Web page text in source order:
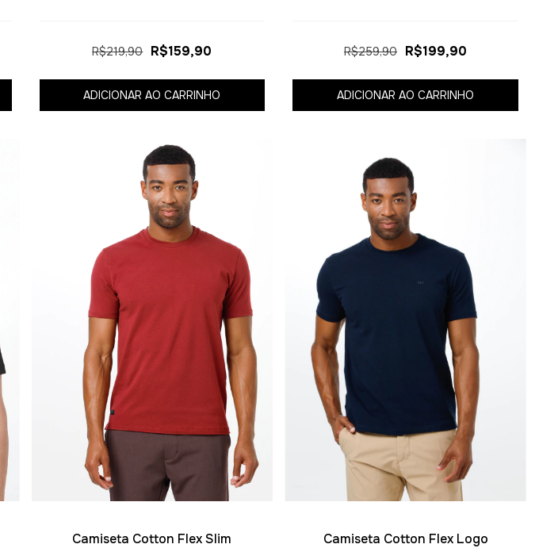
R$219,90 R$159,90
ADICIONAR AO CARRINHO
R$259,90 R$199,90
ADICIONAR AO CARRINHO
Camiseta Cotton Flex Slim Camiseta Cotton Flex Logo